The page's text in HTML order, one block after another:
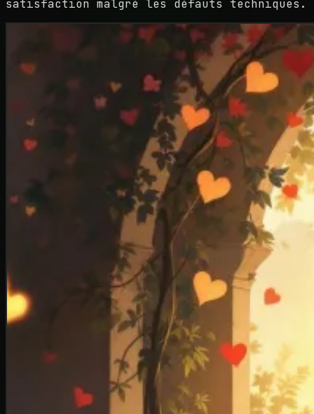
satisfaction malgré les défauts techniques.